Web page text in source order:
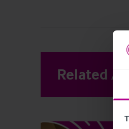
Related